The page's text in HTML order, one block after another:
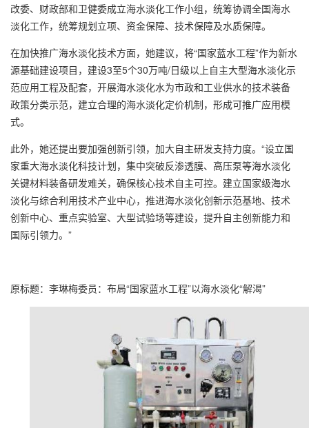
改委、财政部和卫健委成立海水淡化工作小组，统筹协调全国海水
淡化工作，统筹规划立项、资金保障、技术保障及水质保障。
在加快推广海水淡化技术方面，她建议，将“国家蓝水工程”作为新水
源基础建设项目，建设3至5个30万吨/日级以上自主大型海水淡化示
范应用工程及配套，开展海水淡化水为市政和工业供水的技术装备
政策分类示范，建立合理的海水淡化定价机制，形成可推广应用模
式。
此外，她还提出要加强创新引领，加大自主研发支持力度。“设立国
家重大海水淡化科技计划，集中突破反渗透膜、高压泵等海水淡化
关键材料装备研发难关，确保核心技术自主可控。建立国家级海水
淡化与综合利用技术产业中心，推进海水淡化创新示范基地、技术
创新中心、重点实验室、大型试验场等建设，提升自主创新能力和
国际引领力。”
原标题：李琳梅委员：布局“国家蓝水工程”以海水淡化“解渴”